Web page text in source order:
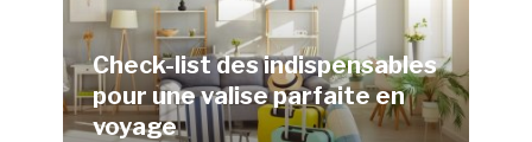
Check-list des indispensables
pour une valise parfaite en
voyage